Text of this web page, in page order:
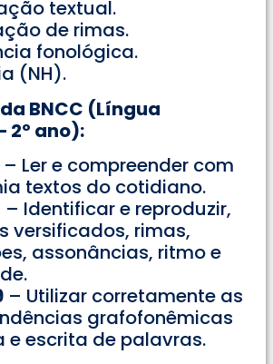
textual.
de rimas.
fonológica.
(NH).
BNCC (Língua
2º ano):
– Ler e compreender com
textos do cotidiano.
– Identificar e reproduzir,
versificados, rimas,
assonâncias, ritmo e
– Utilizar corretamente as
grafofonêmicas
e escrita de palavras.